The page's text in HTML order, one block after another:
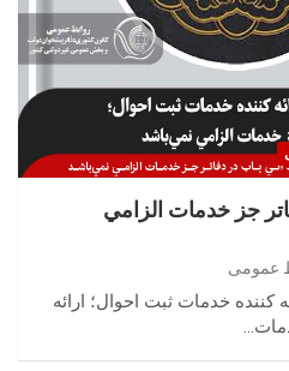
جز خدمات الزامي
عمومی
کننده خدمات ثبت احوال؛ ارائه